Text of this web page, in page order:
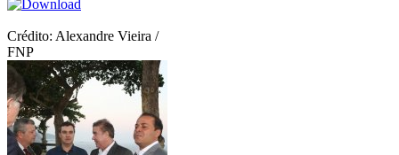
Crédito: Alexandre Vieira /
FNP